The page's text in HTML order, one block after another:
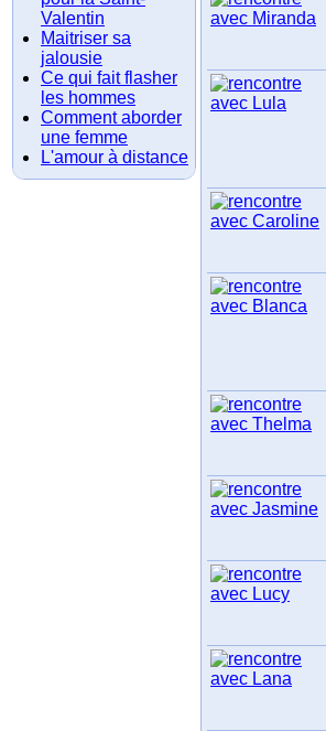
Valentin
Maitriser sa
jalousie
Ce qui fait flasher
les hommes
Comment aborder
une femme
L'amour à distance